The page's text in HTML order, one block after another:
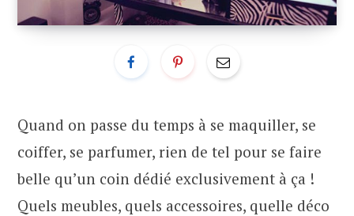
Quand on passe du temps à se maquiller, se
coiffer, se parfumer, rien de tel pour se faire
belle qu’un coin dédié exclusivement à ça !
Quels meubles, quels accessoires, quelle déco